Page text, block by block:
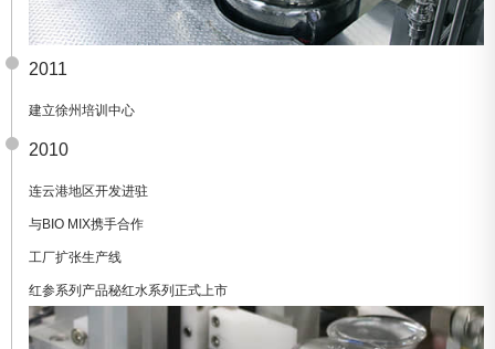
2011
建立徐州培训中心
2010
连云港地区开发进驻
与BIO MIX携手合作
工厂扩张生产线
红参系列产品秘红水系列正式上市